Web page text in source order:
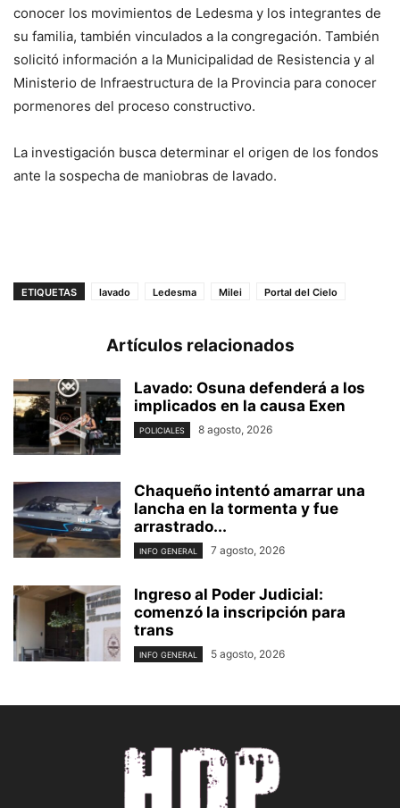
conocer los movimientos de Ledesma y los integrantes de
su familia, también vinculados a la congregación. También
solicitó información a la Municipalidad de Resistencia y al
Ministerio de Infraestructura de la Provincia para conocer
pormenores del proceso constructivo.
La investigación busca determinar el origen de los fondos
ante la sospecha de maniobras de lavado.
ETIQUETAS lavado Ledesma Milei Portal del Cielo
Artículos relacionados
Lavado: Osuna defenderá a los
implicados en la causa Exen
POLICIALES 8 agosto, 2026
Chaqueño intentó amarrar una
lancha en la tormenta y fue
arrastrado...
INFO GENERAL 7 agosto, 2026
Ingreso al Poder Judicial:
comenzó la inscripción para
trans
INFO GENERAL 5 agosto, 2026